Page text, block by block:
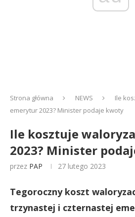
Strona główna NEWS
Ile
emerytur 2023? Minister podaje kwoty
Ile kosztuje
2023? Minister
przez PAP 27 lutego 2023
Tegoroczny koszt
trzynastej i czternastej